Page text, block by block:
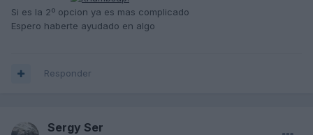
Si es la 2º opcion ya es mas complicado
Espero haberte ayudado en algo
Responder
Sergy Ser